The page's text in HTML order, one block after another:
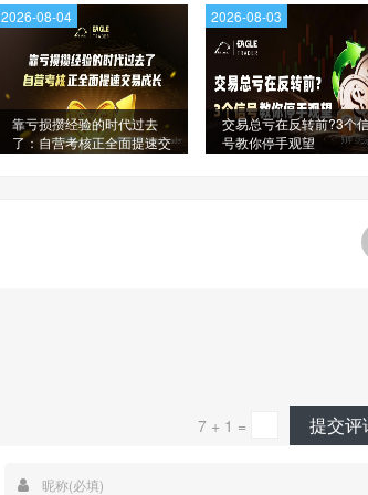
靠亏损攒经验的时代过去
了：自营考核正全面提速交
2026-08-04
交易总亏在反转前?3个
号教你停手观望
2026-08-03
7 + 1 = 提交评